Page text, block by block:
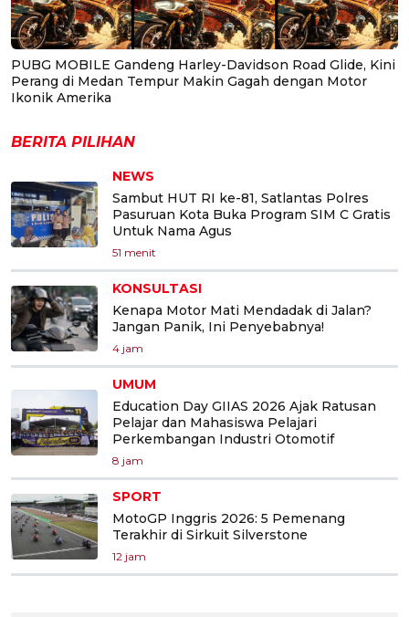
PUBG MOBILE Gandeng Harley-Davidson Road Glide, Kini
Perang di Medan Tempur Makin Gagah dengan Motor
Ikonik Amerika
BERITA PILIHAN
NEWS
Sambut HUT RI ke-81, Satlantas Polres
Pasuruan Kota Buka Program SIM C Gratis
Untuk Nama Agus
51 menit
KONSULTASI
Kenapa Motor Mati Mendadak di Jalan?
Jangan Panik, Ini Penyebabnya!
4 jam
UMUM
Education Day GIIAS 2026 Ajak Ratusan
Pelajar dan Mahasiswa Pelajari
Perkembangan Industri Otomotif
8 jam
SPORT
MotoGP Inggris 2026: 5 Pemenang
Terakhir di Sirkuit Silverstone
12 jam